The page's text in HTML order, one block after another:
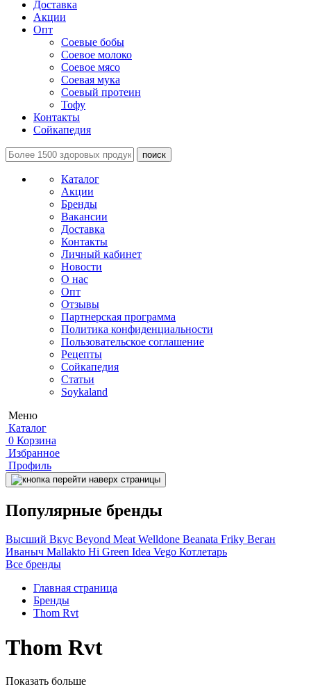
Доставка
Акции
Опт
Соевые бобы
Соевое молоко
Соевое мясо
Соевая мука
Соевый протеин
Тофу
Контакты
Сойкапедия
поиск
Каталог
Акции
Бренды
Вакансии
Доставка
Контакты
Личный кабинет
Новости
О нас
Опт
Отзывы
Партнерская программа
Политика конфиденциальности
Пользовательское соглашение
Рецепты
Сойкапедия
Статьи
Soykaland
Меню
Каталог
0 Корзина
Избранное
Профиль
Популярные бренды
Высший Вкус Beyond MeatWelldone Beanata Friky Веган
Иваныч Mallakto Hi Green Idea Vego Котлетарь
Все бренды
Главная страница
Бренды
Thom Rvt
Thom Rvt
Показать больше